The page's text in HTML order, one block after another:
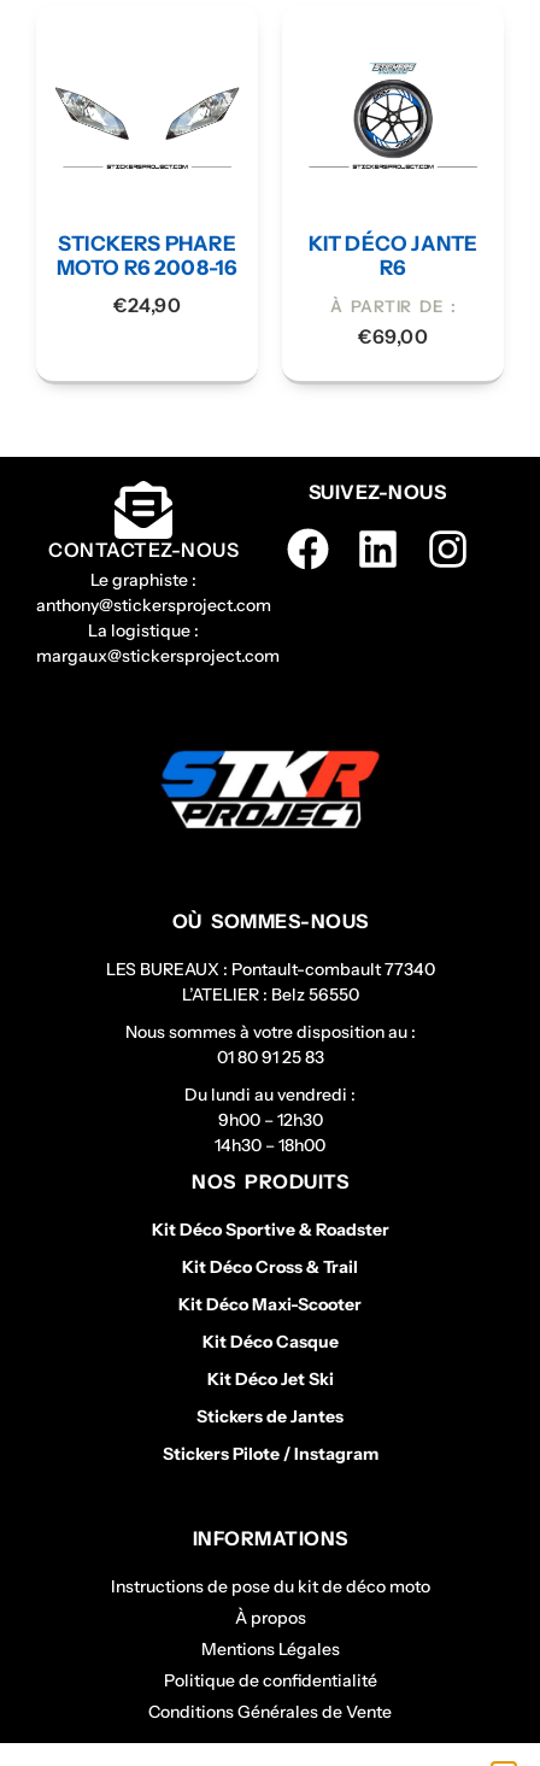
STICKERS PHARE
MOTO R6 2008-16
€24,90
KIT DÉCO JANTE
R6
À PARTIR DE :
€69,00
CONTACTEZ-NOUS
Le graphiste :
anthony@stickersproject.com
La logistique :
margaux@stickersproject.com
SUIVEZ-NOUS
OÙ SOMMES-NOUS
LES BUREAUX : Pontault-combault 77340
L’ATELIER : Belz 56550
Nous sommes à votre disposition au :
01 80 91 25 83
Du lundi au vendredi :
9h00 – 12h30
14h30 – 18h00
NOS PRODUITS
Kit Déco Sportive & Roadster
Kit Déco Cross & Trail
Kit Déco Maxi-Scooter
Kit Déco Casque
Kit Déco Jet Ski
Stickers de Jantes
Stickers Pilote / Instagram
INFORMATIONS
Instructions de pose du kit de déco moto
À propos
Mentions Légales
Politique de confidentialité
Conditions Générales de Vente